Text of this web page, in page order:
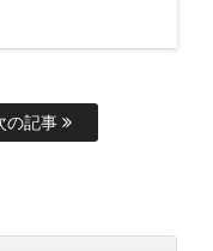
の記事